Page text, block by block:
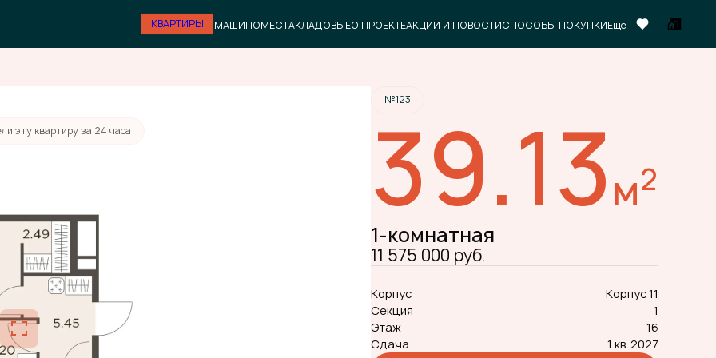
КВАРТИРЫ МАШИНОМЕСТАКЛАДОВЫЕО ПРОЕКТЕАКЦИИ И НОВОСТИСПОСОБЫ ПОКУПКИЕщё
Забронировать
эту квартиру за 24 часа
№123
39.13м2
1-комнатная
11 575 000 руб.
Корпус
Корпус 11
Секция
1
Этаж
16
Сдача
1 кв. 2027